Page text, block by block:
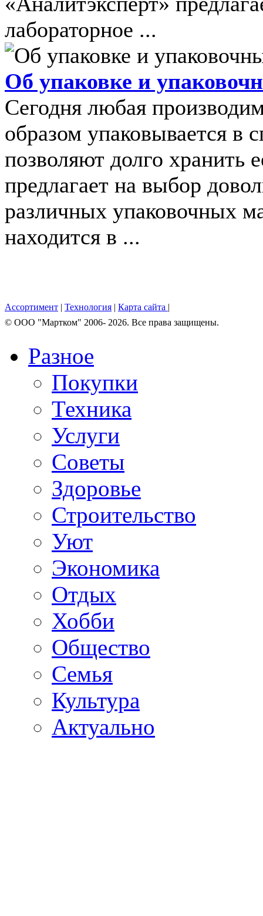
лабораторное ...
Об упаковке и
Сегодня любая
образом упаковывается в
позволяют долго
предлагает на выбор
различных упаковочных
находится в ...
Ассортимент | Технология | Карта сайта |
© OOO "Мартком" 2006- 2026. Все права защищены.
Разное
Покупки
Техника
Услуги
Советы
Здоровье
Строительство
Уют
Экономика
Отдых
Хобби
Общество
Семья
Культура
Актуально